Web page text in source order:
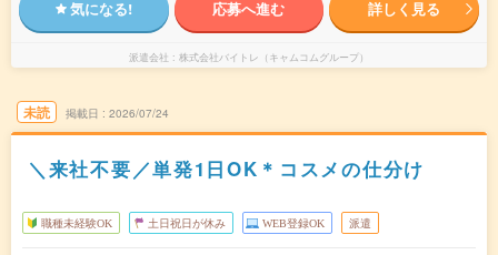
気になる! 応募へ進む 詳しく見る
派遣会社 株式会社バイトレ（キャムコムグループ）
未読 掲載日 2026/07/24
＼来社不要／単発1日OK＊コスメの仕分け
職種未経験OK 土日祝日が休み WEB登録OK 派遣